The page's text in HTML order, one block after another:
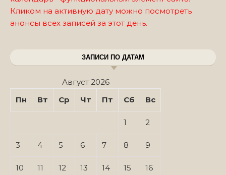
Кликом на активную дату можно посмотреть
анонсы всех записей за этот день.
ЗАПИСИ ПО ДАТАМ
Август 2026
Пн
Вт Ср Чт Пт Сб Вс
1 2
3 4 5 6 7 8 9
10 11 12 13 14 15 16